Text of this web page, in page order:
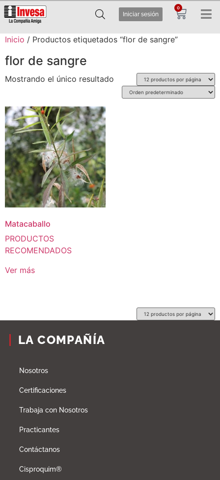
Iniciar sesión
0
Inicio / Productos etiquetados “flor de sangre”
flor de sangre
Mostrando el único resultado
Matacaballo
PRODUCTOS
RECOMENDADOS
Ver más
LA COMPAÑÍA
Nosotros
Certificaciones
Trabaja con Nosotros
Practicantes
Contáctanos
Cisproquim®